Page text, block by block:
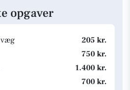
opgaver
205 kr.
750 kr.
1.400 kr.
700 kr.